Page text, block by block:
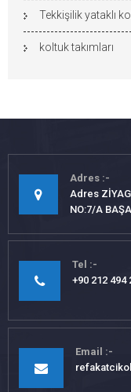
Tekkişilik yataklı
koltuk takımları
Adres
Adres
NO:7/A
Tel
+90 212 494
Email